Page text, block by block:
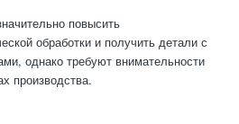
повысить
обработки и получить детали с
однако требуют внимательности
производства.